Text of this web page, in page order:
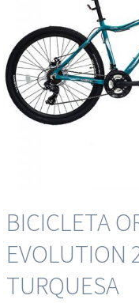
BICICLETA
EVOLUTION
TURQUESA